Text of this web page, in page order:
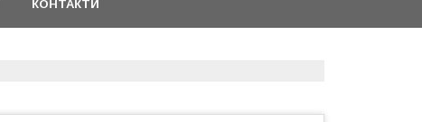
КОНТАКТИ